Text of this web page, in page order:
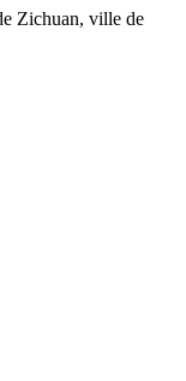
Zichuan, ville de